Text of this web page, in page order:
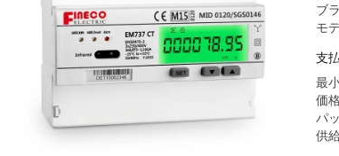
ブ
モ
支
最
価
パ
供